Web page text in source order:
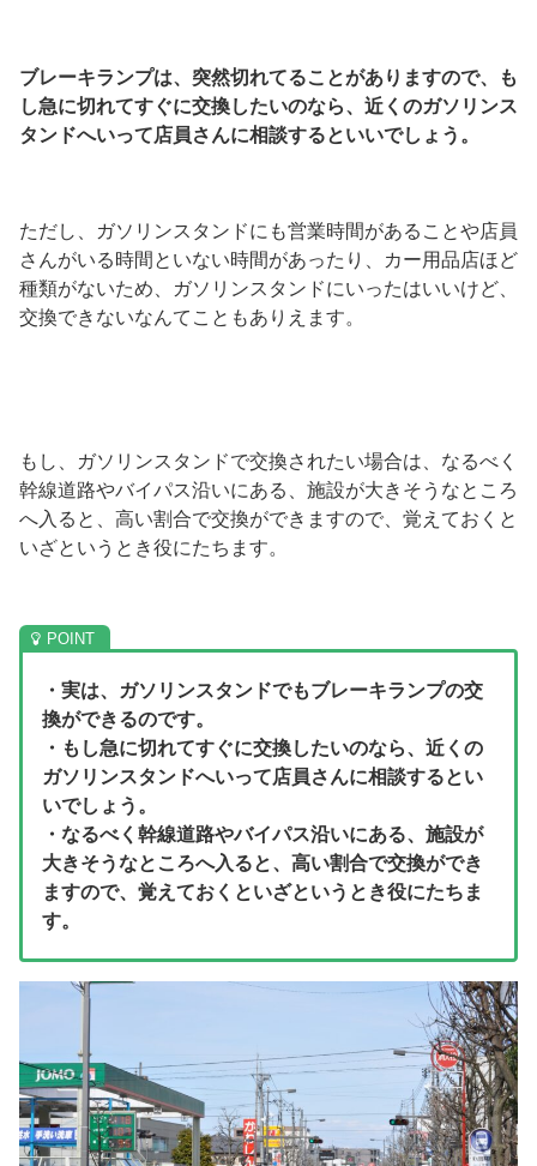
ブレーキランプは、突然切れてることがありますので、も
し急に切れてすぐに交換したいのなら、近くのガソリンス
タンドへいって店員さんに相談するといいでしょう。
ただし、ガソリンスタンドにも営業時間があることや店員
さんがいる時間といない時間があったり、カー用品店ほど
種類がないため、ガソリンスタンドにいったはいいけど、
交換できないなんてこともありえます。
もし、ガソリンスタンドで交換されたい場合は、なるべく
幹線道路やバイパス沿いにある、施設が大きそうなところ
へ入ると、高い割合で交換ができますので、覚えておくと
いざというとき役にたちます。
・実は、ガソリンスタンドでもブレーキランプの交
換ができるのです。
・もし急に切れてすぐに交換したいのなら、近くの
ガソリンスタンドへいって店員さんに相談するとい
いでしょう。
・なるべく幹線道路やバイパス沿いにある、施設が
大きそうなところへ入ると、高い割合で交換ができ
ますので、覚えておくといざというとき役にたちま
す。